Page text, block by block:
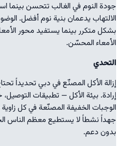
جودة النوم في الغالب تتحسن بينما
الالتهاب يدعمان بنية نوم أفضل.
بشكل متكرر بينما يستفيد محور
الأمعاء المحسّن.
التحدي
إزالة الأكل المصنّع في دبي تحديداً
إرادة. بيئة الأكل — تطبيقات التوصيل،
الوجبات الخفيفة المصنّعة في كل
جهداً نشطاً لا يستطيع معظم الناس
بدون دعم.